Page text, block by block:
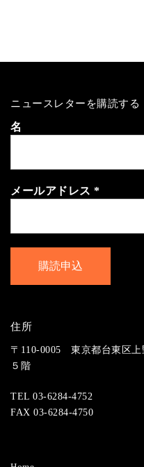
ニュースレターを購読する
名
メールアドレス *
住所
〒110-0005 東京都台東区
５階
TEL 03-6284-4752
FAX 03-6284-4750